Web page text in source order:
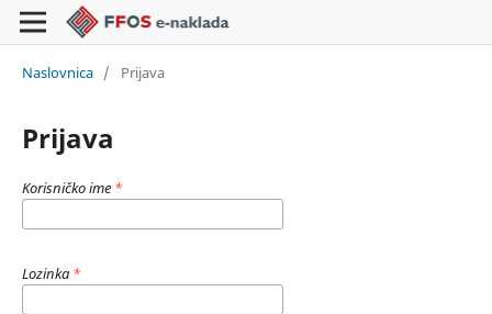
Naslovnica / Prijava
Prijava
Korisničko ime *
Lozinka *